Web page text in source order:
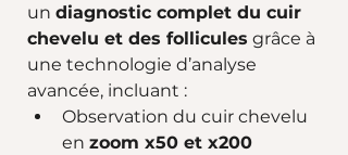
un diagnostic complet du cuir
chevelu et des follicules grâce à
une technologie d’analyse
avancée, incluant :
Observation du cuir chevelu
en zoom x50 et x200